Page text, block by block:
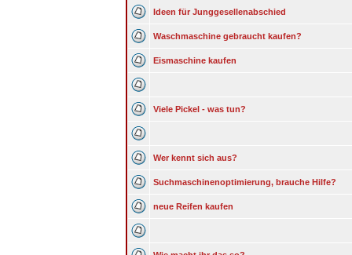
Ideen für Junggesellenabschied
Waschmaschine gebraucht kaufen?
Eismaschine kaufen
Viele Pickel - was tun?
Wer kennt sich aus?
Suchmaschinenoptimierung, brauche Hilfe?
neue Reifen kaufen